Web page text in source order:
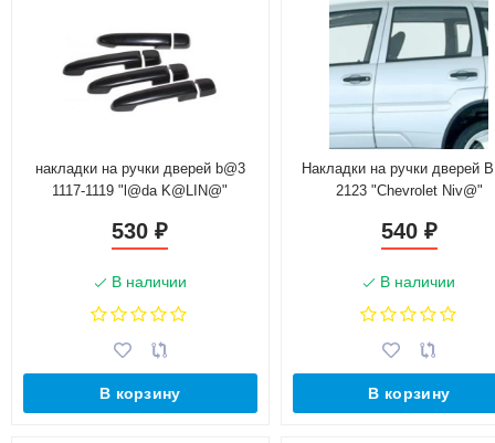
накладки на ручки дверей b@3
1117-1119 "l@da K@LIN@"
530₽
В наличии
В корзину
Накладки на ручки дверей
2123 "Chevrolet Niv@"
540 ₽
В наличии
В корзину